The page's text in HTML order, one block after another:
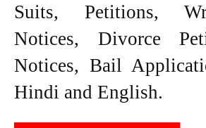
Suits, Petitions,
Notices, Divorce
Notices, Bail
Hindi and English.